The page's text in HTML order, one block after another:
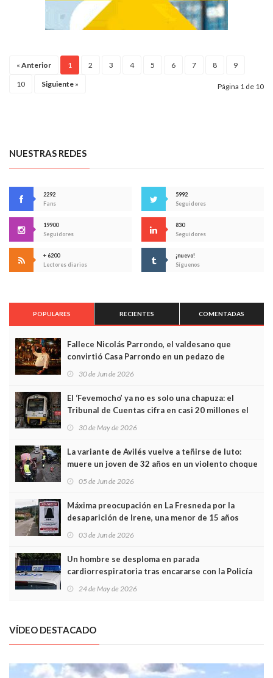
« Anterior 1 2 3 4 5 6 7 8 9
10 Siguiente » Página 1 de 10
NUESTRAS REDES
2292
Fans
5992
Seguidores
19900
Seguidores
830
Seguidores
+ 6200
Lectores diarios
¡nuevo!
Síguenos
POPULARES RECIENTES COMENTADAS
Fallece Nicolás Parrondo, el valdesano que
convirtió Casa Parrondo en un pedazo de
30 de Jun de 2026
El ‘Fevemocho’ ya no es solo una chapuza: el
Tribunal de Cuentas cifra en casi 20 millones el
30 de May de 2026
La variante de Avilés vuelve a teñirse de luto:
muere un joven de 32 años en un violento choque
05 de Jun de 2026
Máxima preocupación en La Fresneda por la
desaparición de Irene, una menor de 15 años
03 de Jun de 2026
Un hombre se desploma en parada
cardiorrespiratoria tras encararse con la Policía
24 de May de 2026
VÍDEO DESTACADO